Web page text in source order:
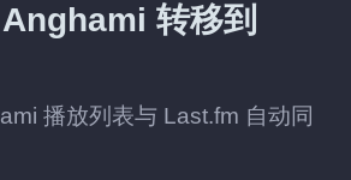
转移到
播放列表与 Last.fm 自动同